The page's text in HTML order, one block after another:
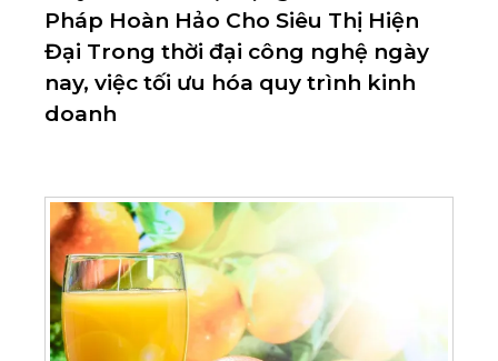
Pháp Hoàn Hảo Cho Siêu Thị Hiện
Đại Trong thời đại công nghệ ngày
nay, việc tối ưu hóa quy trình kinh
doanh